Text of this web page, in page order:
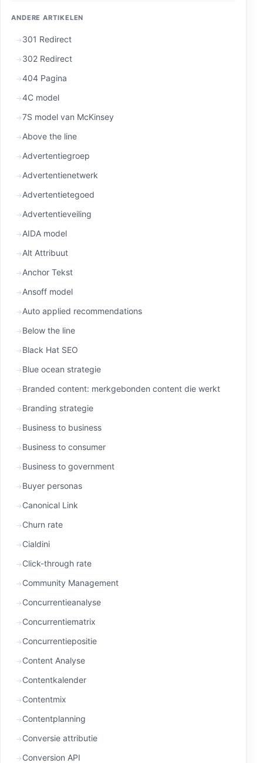
ANDERE ARTIKELEN
301 Redirect
302 Redirect
404 Pagina
4C model
7S model van McKinsey
Above the line
Advertentiegroep
Advertentienetwerk
Advertentietegoed
Advertentieveiling
AIDA model
Alt Attribuut
Anchor Tekst
Ansoff model
Auto applied recommendations
Below the line
Black Hat SEO
Blue ocean strategie
Branded content: merkgebonden content die werkt
Branding strategie
Business to business
Business to consumer
Business to government
Buyer personas
Canonical Link
Churn rate
Cialdini
Click-through rate
Community Management
Concurrentieanalyse
Concurrentiematrix
Concurrentiepositie
Content Analyse
Contentkalender
Contentmix
Contentplanning
Conversie attributie
Conversion API